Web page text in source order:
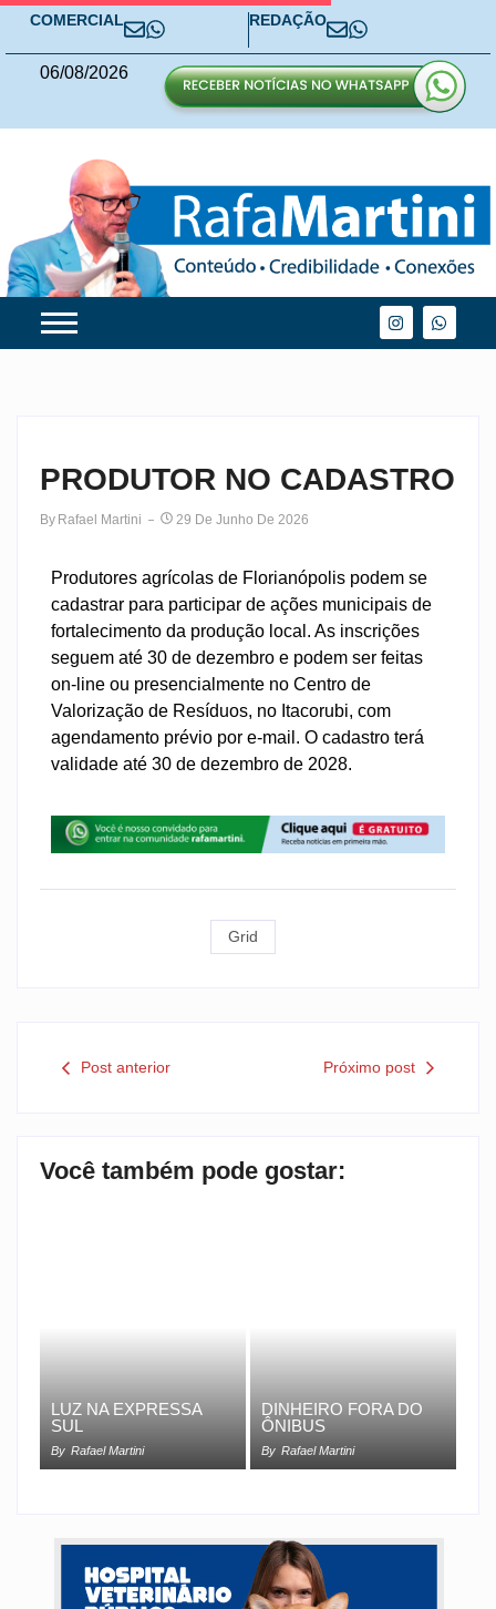
COMERCIAL REDAÇÃO
06/08/2026
PRODUTOR NO CADASTRO
By Rafael Martini 29 De Junho De 2026
Produtores agrícolas de Florianópolis podem se
cadastrar para participar de ações municipais de
fortalecimento da produção local. As inscrições
seguem até 30 de dezembro e podem ser feitas
on-line ou presencialmente no Centro de
Valorização de Resíduos, no Itacorubi, com
agendamento prévio por e-mail. O cadastro terá
validade até 30 de dezembro de 2028.
Grid
Post anterior Próximo post
Você também pode gostar:
LUZ NA EXPRESSA
SUL
By Rafael Martini
DINHEIRO FORA DO
ÔNIBUS
By Rafael Martini